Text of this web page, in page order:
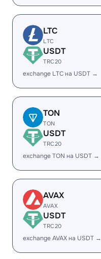
LTC
LTC
USDT
TRC20
exchange LTC на USDT →
TON
TON
USDT
TRC20
exchange TON на USDT →
AVAX
AVAX
USDT
TRC20
exchange AVAX на USDT →